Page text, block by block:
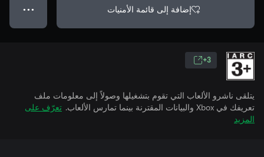
إضافة إلى قائمة الأمنيات ● ● ●
3+
يتلقى ناشرو الألعاب التي تقوم بتشغيلها وصولاً إلى معلومات ملف
تعريفك في Xbox والبيانات المقترنة بينما تمارس الألعاب.
تعرّف على
المزيد